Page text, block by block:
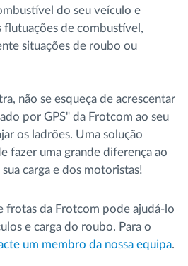
do seu veículo e
flutuações de combustível,
situações de roubo ou
não se esqueça de acrescentar
por GPS" da Frotcom ao seu
os ladrões. Uma solução
fazer uma grande diferença ao
carga e dos motoristas!
frotas da Frotcom pode ajudá-lo
e carga do roubo. Para o
um membro da nossa equipa.